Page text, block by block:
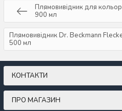
Плямовивідник для
900 мл
Плямовивідник Dr. Beckmann
500 мл
КОНТАКТИ
ПРО МАГАЗИН